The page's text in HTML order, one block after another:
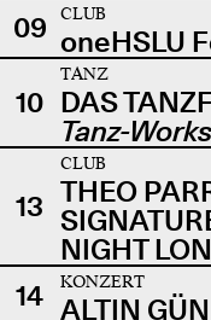
09
CLUB
oneHSLU
10
TANZ
DAS
Tanz-
13
CLUB
THEO
NIGHT
14
KONZERT
ALTIN GÜN